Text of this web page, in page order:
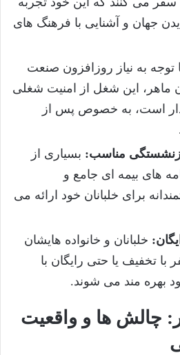
جهان و آشنایی با فرهنگ های
توجه به نیاز روزافزون صنعت
ماهر، این شغل از امنیت شغلی
است، به خصوص پس از
مناسب: بسیاری از
های بیمه ای جامع و
برای خلبانان خود ارائه می
خلبانان و خانواده هایشان
با تخفیف یا حتی رایگان با
بهره مند می شوند.
چالش ها و واقعیت